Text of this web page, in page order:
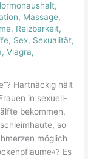
,
, Massage,
, Reizbarkeit,
, Sex, Sexualität,
,Viagra,
Hartnäckig hält
in sexuell-
bekommen,
so
möglich
Es